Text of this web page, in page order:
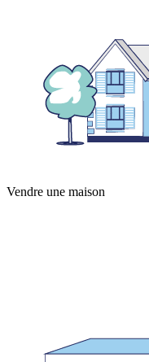
Vendre une maison